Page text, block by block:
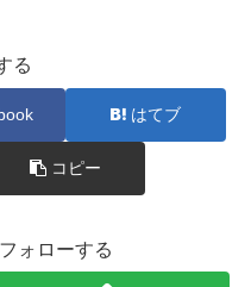
る
はてブ
コピー
ォローする